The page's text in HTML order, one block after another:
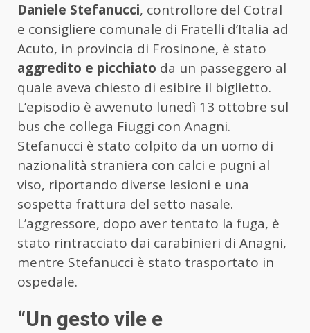
Daniele Stefanucci, controllore del Cotral
e consigliere comunale di Fratelli d’Italia ad
Acuto, in provincia di Frosinone, è stato
aggredito e picchiato da un passeggero al
quale aveva chiesto di esibire il biglietto.
L’episodio è avvenuto lunedì 13 ottobre sul
bus che collega Fiuggi con Anagni.
Stefanucci è stato colpito da un uomo di
nazionalità straniera con calci e pugni al
viso, riportando diverse lesioni e una
sospetta frattura del setto nasale.
L’aggressore, dopo aver tentato la fuga, è
stato rintracciato dai carabinieri di Anagni,
mentre Stefanucci è stato trasportato in
ospedale.
“Un gesto vile e